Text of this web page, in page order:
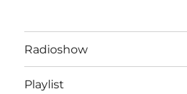
Radioshow
Playlist